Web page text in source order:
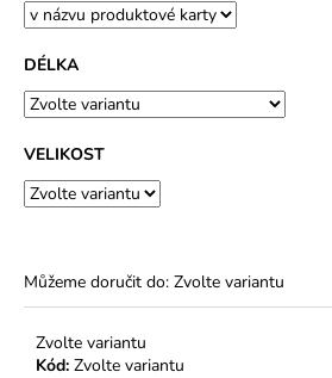
DÉLKA
VELIKOST
Můžeme doručit do: Zvolte variantu
Zvolte variantu
Kód: Zvolte variantu
DO
VÉČKA
PLÁTNO
TISK
TULIPÁNKY
2026
2
DÉLKY
489